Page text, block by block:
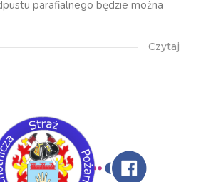
parafialnego będzie można
Czytaj